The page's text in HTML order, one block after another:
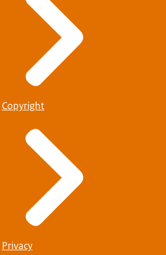
Copyright
Privacy